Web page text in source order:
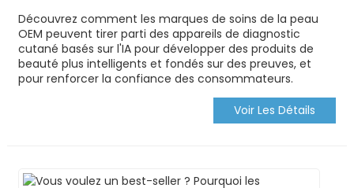
Découvrez comment les marques de soins de la peau
OEM peuvent tirer parti des appareils de diagnostic
cutané basés sur l'IA pour développer des produits de
beauté plus intelligents et fondés sur des preuves, et
pour renforcer la confiance des consommateurs.
Voir Les Détails